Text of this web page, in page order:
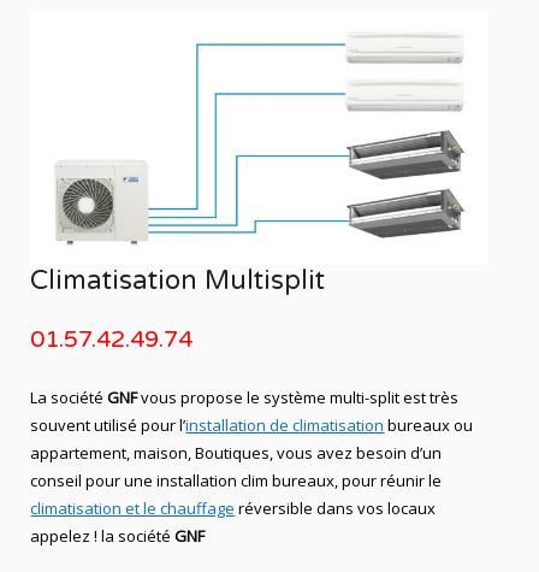
Climatisation Multisplit
01.57.42.49.74
La société GNFvous propose le système multi-split est très
souvent utilisé pour l’installation de climatisation bureaux ou
appartement, maison, Boutiques, vous avez besoin d’un
conseil pour une installation clim bureaux, pour réunir le
climatisation et le chauffage réversible dans vos locaux
appelez ! la sociétéGNF